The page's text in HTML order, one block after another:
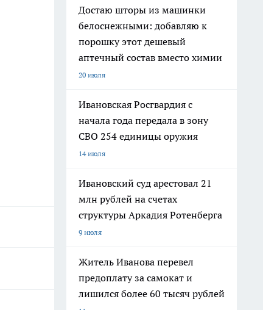
Достаю шторы из машинки
белоснежными: добавляю к
порошку этот дешевый
аптечный состав вместо химии
20 июля
Ивановская Росгвардия с
начала года передала в зону
СВО 254 единицы оружия
14 июля
Ивановский суд арестовал 21
млн рублей на счетах
структуры Аркадия Ротенберга
9 июля
Житель Иванова перевел
предоплату за самокат и
лишился более 60 тысяч рублей